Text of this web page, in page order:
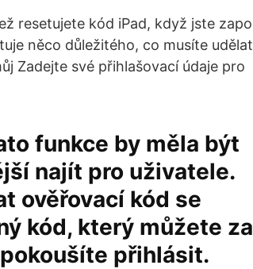
resetujete kód iPad, když jste
něco důležitého, co musíte udělat
Zadejte své přihlašovací údaje pro
funkce by měla být
najít pro uživatele.
ověřovací kód se
kód, který můžete
přihlásit.